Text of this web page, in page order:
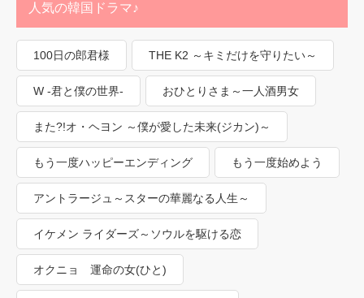
人気の韓国ドラマ♪
100日の郎君様 THE K2 ～キミだけを守りたい～
W -君と僕の世界- おひとりさま～一人酒男女
また?!オ・ヘヨン ～僕が愛した未来(ジカン)～
もう一度ハッピーエンディング もう一度始めよう
アントラージュ～スターの華麗なる人生～
イケメン ライダーズ～ソウルを駆ける恋
オクニョ 運命の女(ひと)